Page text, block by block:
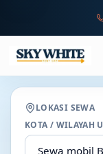
utama
LOKASI SEWA
KOTA / WILAYAH